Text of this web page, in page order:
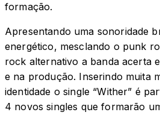
formação.
Apresentando uma sonoridade
energético, mesclando o punk
rock alternativo a banda acerta
e na produção. Inserindo muita
identidade o single “Wither” é
4 novos singles que formarão